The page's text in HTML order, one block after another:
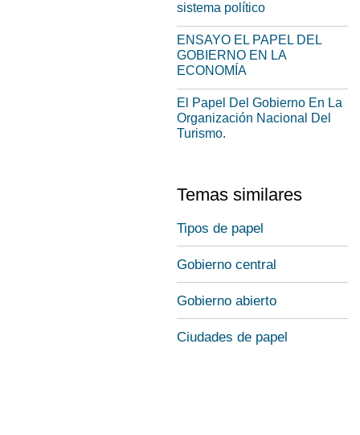
sistema político
ENSAYO EL PAPEL DEL
GOBIERNO EN LA
ECONOMÍA
El Papel Del Gobierno En La
Organización Nacional Del
Turismo.
Temas similares
Tipos de papel
Gobierno central
Gobierno abierto
Ciudades de papel